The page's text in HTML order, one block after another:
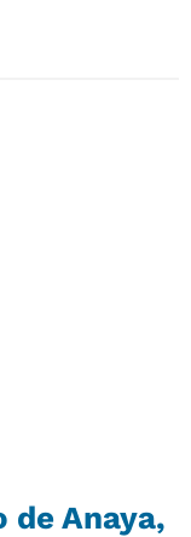
de Anaya,